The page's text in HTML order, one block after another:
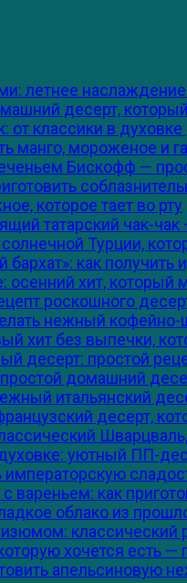
летнее
десерт, который
классики в духовке
манго, мороженое и
Бискофф —
которое тает во рту
татарский чак-
Турции,
как
хит, который
роскошного
нежный
хит без выпечки,
десерт: простой
домашний
итальянский
десерт,
уютный ПП-
императорскую
вареньем: как
облако из
классический
хочется есть
апельсиновую